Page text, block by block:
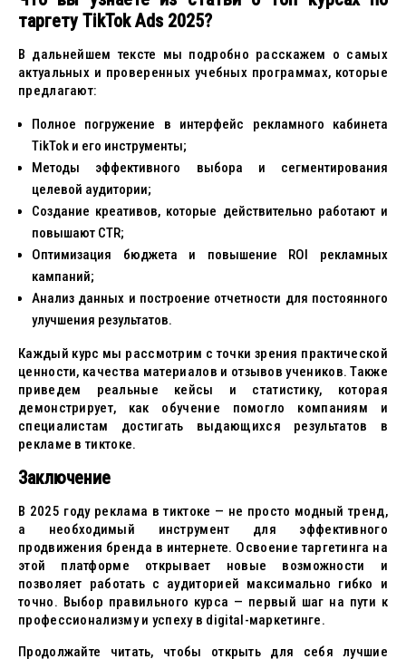
таргету TikTok Ads 2025?
В дальнейшем тексте мы подробно расскажем о самых
актуальных и проверенных учебных программах, которые
предлагают:
Полное погружение в интерфейс рекламного кабинета
TikTok и его инструменты;
Методы эффективного выбора и сегментирования
целевой аудитории;
Создание креативов, которые действительно работают и
повышают CTR;
Оптимизация бюджета и повышение ROI рекламных
кампаний;
Анализ данных и построение отчетности для постоянного
улучшения результатов.
Каждый курс мы рассмотрим с точки зрения практической
ценности, качества материалов и отзывов учеников. Также
приведем реальные кейсы и статистику, которая
демонстрирует, как обучение помогло компаниям и
специалистам достигать выдающихся результатов в
рекламе в тиктоке.
Заключение
В 2025 году реклама в тиктоке — не просто модный тренд,
а необходимый инструмент для эффективного
продвижения бренда в интернете. Освоение таргетинга на
этой платформе открывает новые возможности и
позволяет работать с аудиторией максимально гибко и
точно. Выбор правильного курса — первый шаг на пути к
профессионализму и успеху в digital-маркетинге.
Продолжайте читать, чтобы открыть для себя лучшие